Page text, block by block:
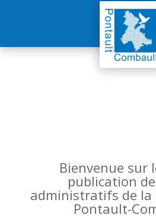
Bienvenue sur
publication
administratifs de la
Pontault-